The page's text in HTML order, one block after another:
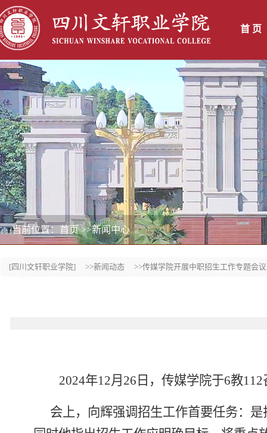
[四川文轩职业学院] >>新闻动态 >>传媒学院开展中职招生工作专题会议
2024年12月 26 日，传媒学院于6教112
会上，向辉强调招生工作首要任务：
当前位置：首页>>新闻中心
首 页